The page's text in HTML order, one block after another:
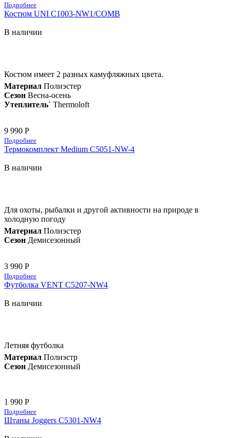
Подробнее
Костюм UNI С1003-NW1/COMB
В наличии
Костюм имеет 2 разных камуфляжных цвета.
Материал Полиэстер
Сезон Весна-осень
Утеплитель` Thermoloft
9 990 Р
Подробнее
Термокомплект Medium С5051-NW-4
В наличии
Для охоты, рыбалки и другой активности на природе в
холодную погоду
Материал Полиэстер
Сезон Демисезонный
3 990 Р
Подробнее
Футболка VENT C5207-NW4
В наличии
Летняя футболка
Материал Полиэстр
Сезон Демисезонный
1 990 Р
Подробнее
Штаны Joggers C5301-NW4